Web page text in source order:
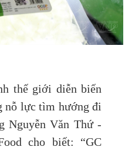
thế giới diễn biến
nỗ lực tìm hướng đi
Nguyễn Văn Thứ -
cho biết: “GC